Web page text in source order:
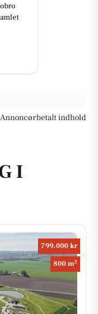
Annoncørbetalt indhold
I
799.000 kr
800 m2